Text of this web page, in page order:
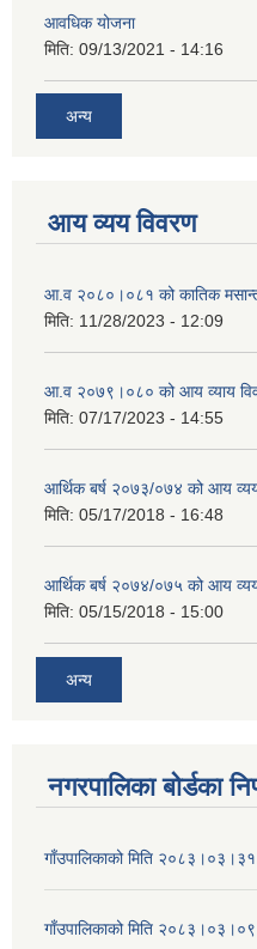
आवधिक योजना
मिति: 09/13/2021 - 14:16
अन्य
आय व्यय विवरण
आ.व २०८०।०८१ को कातिक
मिति: 11/28/2023 - 12:09
आ.व २०७९।०८० को आय व्याय
मिति: 07/17/2023 - 14:55
आर्थिक बर्ष २०७३/०७४ को आय
मिति: 05/17/2018 - 16:48
आर्थिक बर्ष २०७४/०७५ को आय
मिति: 05/15/2018 - 15:00
अन्य
नगरपालिका बोर्डका
गाँउपालिकाको मिति २०८३।०३।३१
गाँउपालिकाको मिति २०८३।०३।०९